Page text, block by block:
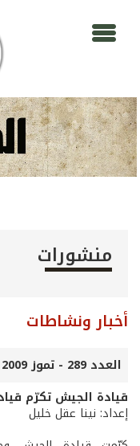
منشورات
أخبار ونشاطات
العدد 289 - تموز 2009
قيادة الجيش تكرّم
إعداد: نينا عقل خليل